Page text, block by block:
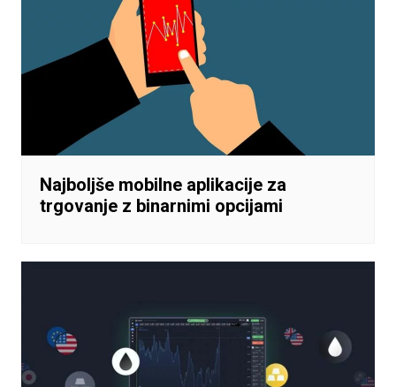
Najboljše mobilne aplikacije za
trgovanje z binarnimi opcijami